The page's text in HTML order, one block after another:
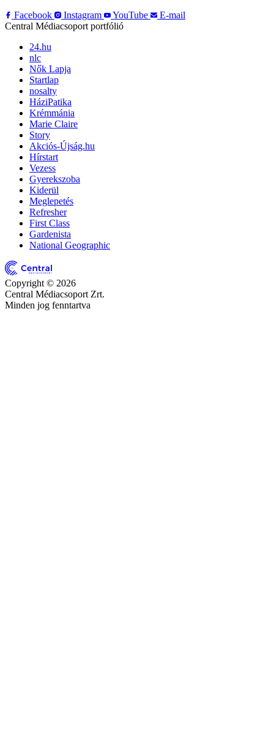
Facebook
Instagram YouTube
E-mail
Central Médiacsoport portfólió
24.hu
nlc
Nők Lapja
Startlap
nosalty
HáziPatika
Krémmánia
Marie Claire
Story
Akciós-Újság.hu
Hírstart
Vezess
Gyerekszoba
Kiderül
Meglepetés
Refresher
First Class
Gardenista
National Geographic
Copyright © 2026
Central Médiacsoport Zrt.
Minden jog fenntartva